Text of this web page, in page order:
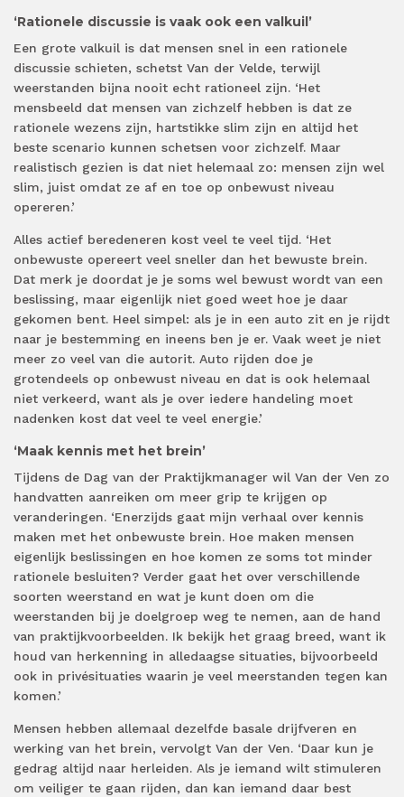
‘Rationele discussie is vaak ook een valkuil’
Een grote valkuil is dat mensen snel in een rationele
discussie schieten, schetst Van der Velde, terwijl
weerstanden bijna nooit echt rationeel zijn. ‘Het
mensbeeld dat mensen van zichzelf hebben is dat ze
rationele wezens zijn, hartstikke slim zijn en altijd het
beste scenario kunnen schetsen voor zichzelf. Maar
realistisch gezien is dat niet helemaal zo: mensen zijn wel
slim, juist omdat ze af en toe op onbewust niveau
opereren.’
Alles actief beredeneren kost veel te veel tijd. ‘Het
onbewuste opereert veel sneller dan het bewuste brein.
Dat merk je doordat je je soms wel bewust wordt van een
beslissing, maar eigenlijk niet goed weet hoe je daar
gekomen bent. Heel simpel: als je in een auto zit en je rijdt
naar je bestemming en ineens ben je er. Vaak weet je niet
meer zo veel van die autorit. Auto rijden doe je
grotendeels op onbewust niveau en dat is ook helemaal
niet verkeerd, want als je over iedere handeling moet
nadenken kost dat veel te veel energie.’
‘Maak kennis met het brein’
Tijdens de Dag van der Praktijkmanager wil Van der Ven zo
handvatten aanreiken om meer grip te krijgen op
veranderingen. ‘Enerzijds gaat mijn verhaal over kennis
maken met het onbewuste brein. Hoe maken mensen
eigenlijk beslissingen en hoe komen ze soms tot minder
rationele besluiten? Verder gaat het over verschillende
soorten weerstand en wat je kunt doen om die
weerstanden bij je doelgroep weg te nemen, aan de hand
van praktijkvoorbeelden. Ik bekijk het graag breed, want ik
houd van herkenning in alledaagse situaties, bijvoorbeeld
ook in privésituaties waarin je veel meerstanden tegen kan
komen.’
Mensen hebben allemaal dezelfde basale drijfveren en
werking van het brein, vervolgt Van der Ven. ‘Daar kun je
gedrag altijd naar herleiden. Als je iemand wilt stimuleren
om veiliger te gaan rijden, dan kan iemand daar best